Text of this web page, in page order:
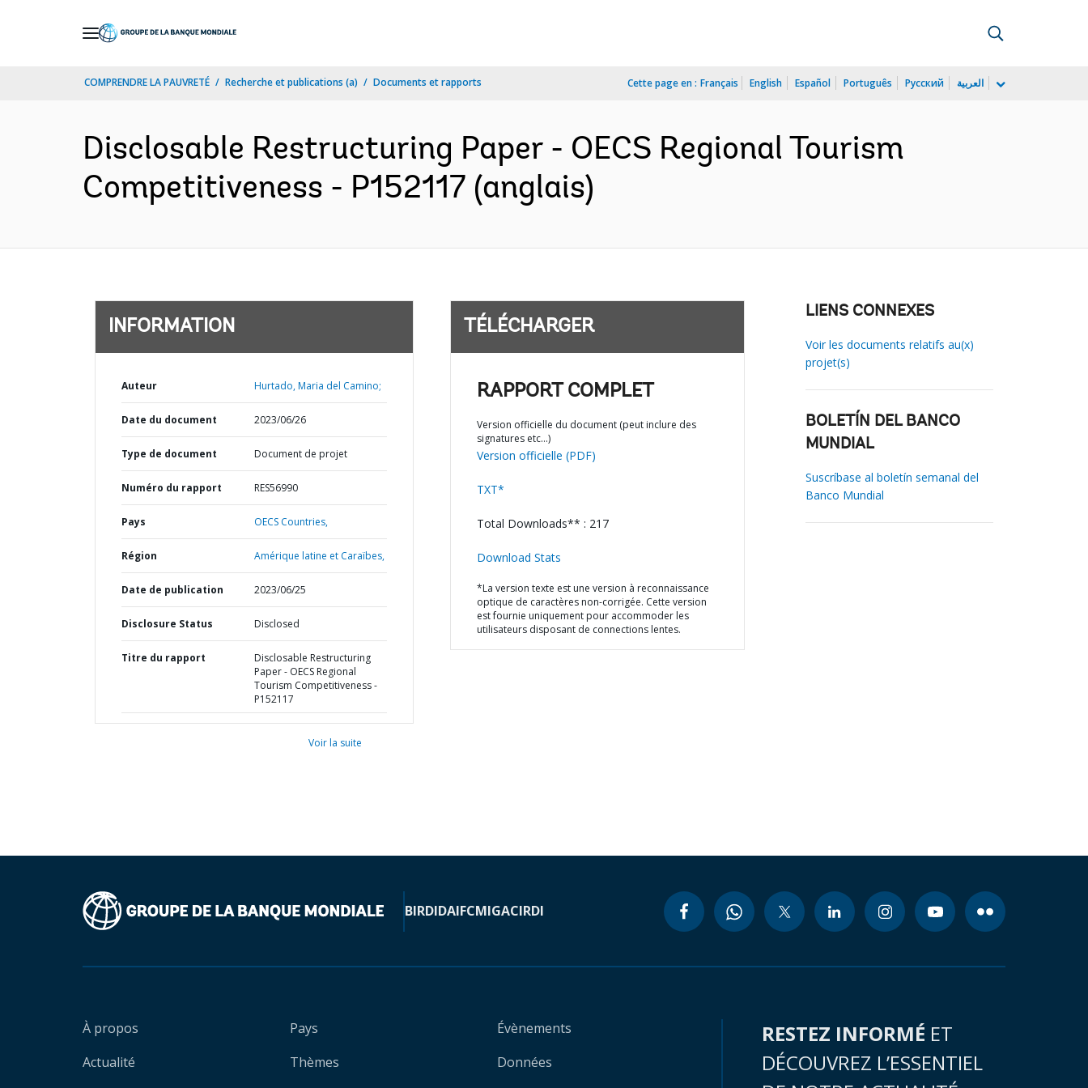
COMPRENDRE LA PAUVRETÉ Recherche et publications (a) Documents et rapports Cette page en : Français English Español Português Русский العربية
Disclosable Restructuring Paper - OECS Regional Tourism
Competitiveness - P152117 (anglais)
INFORMATION
Auteur Hurtado, Maria del Camino;
Date du document 2023/06/26
Type de document Document de projet
Numéro du rapport RES56990
Pays OECS Countries,
Région Amérique latine et Caraïbes,
Date de publication 2023/06/25
Disclosure Status Disclosed
Titre du rapport
Disclosable Restructuring
Paper - OECS Regional
Tourism Competitiveness -
P152117
Voir la suite
TÉLÉCHARGER
RAPPORT COMPLET
Version officielle du document (peut inclure des
signatures etc…)
Version officielle (PDF)
TXT*
Total Downloads** : 217
Download Stats
*La version texte est une version à reconnaissance
optique de caractères non-corrigée. Cette version
est fournie uniquement pour accommoder les
utilisateurs disposant de connections lentes.
LIENS CONNEXES
Voir les documents relatifs au(x)
projet(s)
BOLETÍN DEL BANCO
MUNDIAL
Suscríbase al boletín semanal del
Banco Mundial
BIRDIDAIFCMIGACIRDI
À propos
Actualité
Pays
Thèmes
Évènements
Données
RESTEZ INFORMÉ ET
DÉCOUVREZ L’ESSENTIEL